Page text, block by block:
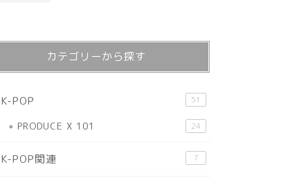
カテゴリーから探す
K-POP 51
PRODUCE X 101 24
K-POP関連 7